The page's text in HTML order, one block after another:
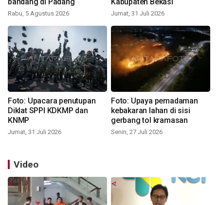
Rabu, 5 Agustus 2026 Jumat, 31 Juli 2026
Foto: Upacara penutupan
Diklat SPPI KDKMP dan
KNMP
Jumat, 31 Juli 2026
Foto: Upaya pemadaman
kebakaran lahan di sisi
gerbang tol kramasan
Senin, 27 Juli 2026
Video